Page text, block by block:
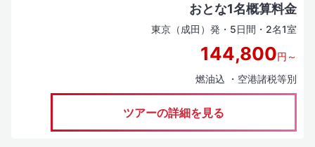
おとな1名概算料金
東京（成田）発・5日間・2名1室
144,800円～
燃油込 ・空港諸税等別
ツアーの詳細を見る